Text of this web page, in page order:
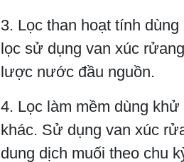
3. Lọc than hoạt tính
lọc sử dụng van xúc
lược nước đầu nguồn.
4. Lọc làm mềm dùng
khác. Sử dụng van xúc
dung dịch muối theo chu